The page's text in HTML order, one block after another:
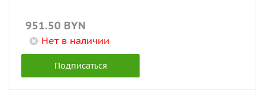
951.50 BYN
Нет в наличии
Подписаться